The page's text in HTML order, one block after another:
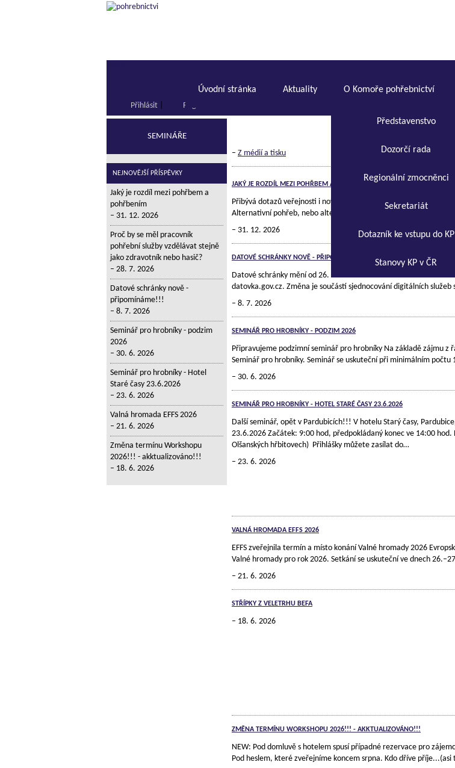
Úvodní stránka Aktuality O Komoře pohřebnictví
Představenstvo
Dozorčí rada
Regionální zmocněnci
Sekretariát
Dotazník ke vstupu do KP
Stanovy KP v ČR
Přihlásit Registrace
– Z médií a tisku
JAKÝ JE ROZDÍL MEZI POHŘBEM A POHŘBENÍM
Přibývá dotazů veřejnosti i novinářů na alternativní pohřby.
Alternativní pohřeb, nebo alternativní pohřbení? V posledních
31. 12. 2026
DATOVÉ SCHRÁNKY NOVĚ - PŘIPOMÍNÁME!!!
Datové schránky mění od 26. června 2026 svou adresu Od 26.
datovka.gov.cz. Změna je součástí sjednocování digitálních
8. 7. 2026
SEMINÁŘ PRO HROBNÍKY - PODZIM 2026
Připravujeme podzimní seminář pro hrobníky Na základě zájmu
Seminář pro hrobníky. Seminář se uskuteční při minimálním
30. 6. 2026
SEMINÁŘ PRO HROBNÍKY - HOTEL STARÉ ČASY 23.6.2026
Další seminář, opět v Pardubicích!!! V hotelu Starý časy,
23.6.2026 Začátek: 9:00 hod, předpokládaný konec ve 14:00 hod.
Olšanských hřbitovech) Přihlášky můžete zasílat do…
23. 6. 2026
VALNÁ HROMADA EFFS 2026
EFFS zveřejnila termín a místo konání Valné hromady 2026
Valné hromady pro rok 2026. Setkání se uskuteční ve dnech
21. 6. 2026
STŘÍPKY Z VELETRHU BEFA
18. 6. 2026
ZMĚNA TERMÍNU WORKSHOPU 2026!!! - AKKTUALIZOVÁNO!!!
NEW: Pod domluvě s hotelem spusí případné rezervace pro
Pod heslem, které zveřejníme koncem srpna. Kdo dříve
SEMINÁŘE
NEJNOVĚJŠÍ PŘÍSPĚVKY
Jaký je rozdíl mezi pohřbem a
pohřbením
31. 12. 2026
Proč by se měl pracovník
pohřební služby vzdělávat stejně
jako zdravotník nebo hasič?
28. 7. 2026
Datové schránky nově -
připomínáme!!!
8. 7. 2026
Seminář pro hrobníky - podzim
2026
30. 6. 2026
Seminář pro hrobníky - Hotel
Staré časy 23.6.2026
23. 6. 2026
Valná hromada EFFS 2026
21. 6. 2026
Změna termínu Workshopu
2026!!! - akktualizováno!!!
18. 6. 2026